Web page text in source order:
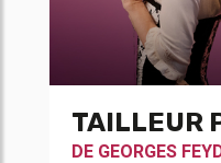
TAILLEUR
DE GEORGES